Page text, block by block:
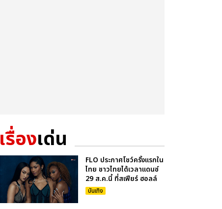
เรื่องเด่น
FLO ประกาศโชว์ครั้งแรกใน
ไทย ชาวไทยได้เวลาแดนซ์
29 ส.ค.นี้ ที่สเฟียร์ ฮอลล์
บันเทิง